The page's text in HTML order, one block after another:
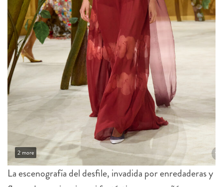
La escenografía del desfile, invadida por enredaderas y
flores de apariencia casi fantástica, acompañó una